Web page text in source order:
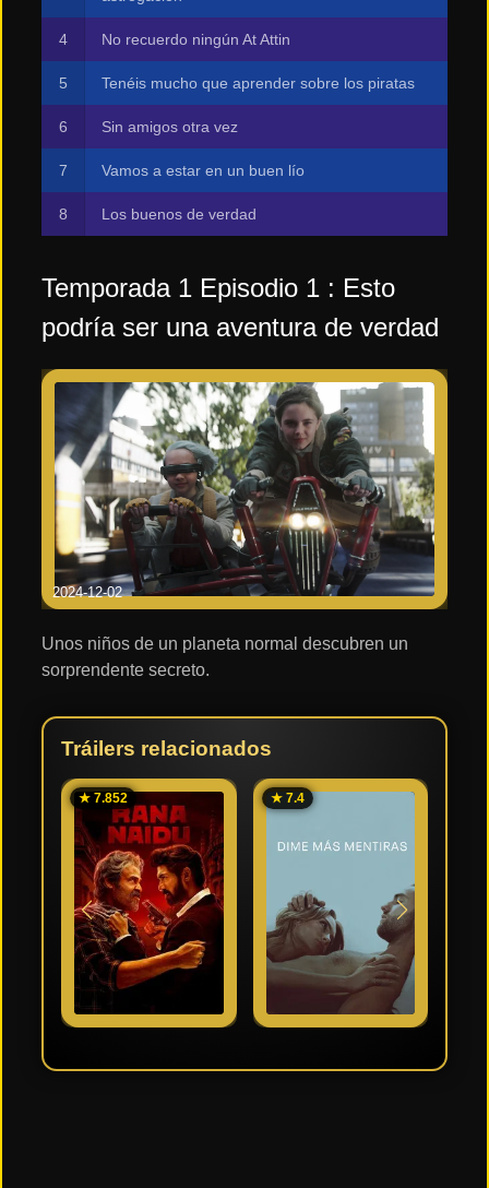
No recuerdo ningún At Attin
Tenéis mucho que aprender sobre los piratas
Sin amigos otra vez
Vamos a estar en un buen lío
Los buenos de verdad
Temporada 1 Episodio 1 : Esto
podría ser una aventura de verdad
2024-12-02
Unos niños de un planeta normal descubren un
sorprendente secreto.
Tráilers relacionados
★ 7.852 ★ 7.4